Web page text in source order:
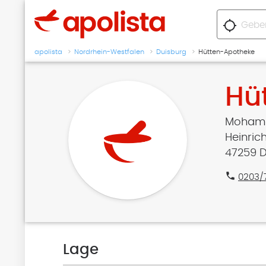
location_searching
apolista Nordrhein-Westfalen Duisburg Hütten-Apotheke
47259
phone 0203/
Lage